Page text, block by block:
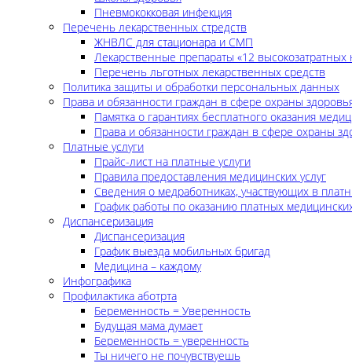
Пневмококковая инфекция
Перечень лекарственных стредств
ЖНВЛС для стационара и СМП
Лекарственные препараты «12 высокозатратных
Перечень льготных лекарственных средств
Политика защиты и обработки персональных данных
Права и обязанности граждан в сфере охраны
Памятка о гарантиях бесплатного оказания
Права и обязанности граждан в сфере охраны
Платные услуги
Прайс-лист на платные услуги
Правила предоставления медицинских услуг
Сведения о медработниках, участвующих в
График работы по оказанию платных
Диспансеризация
Диспансеризация
График выезда мобильных бригад
Медицина – каждому
Инфографика
Профилактика аботрта
Беременность = Уверенность
Будущая мама думает
Беременность = уверенность
Ты ничего не почувствуешь